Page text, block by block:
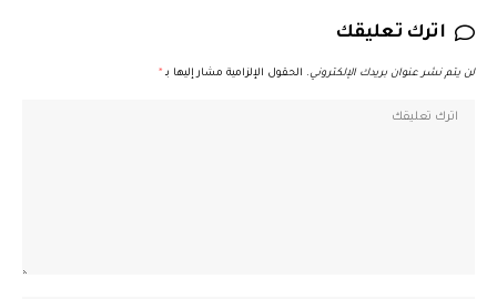
اترك تعليقك
لن يتم نشر عنوان بريدك الإلكتروني. الحقول الإلزامية مشار إليها بـ *